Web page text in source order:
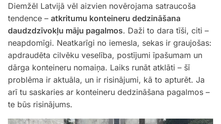
Diemžēl Latvijā vēl aizvien novērojama satraucoša
tendence – atkritumu konteineru dedzināšana
daudzdzīvokļu māju pagalmos. Daži to dara tīši, citi –
neapdomīgi. Neatkarīgi no iemesla, sekas ir graujošas:
apdraudēta cilvēku veselība, postījumi īpašumam un
dārga konteineru nomaiņa. Laiks runāt atklāti – šī
problēma ir aktuāla, un ir risinājumi, kā to apturēt. Ja
arī tu saskaries ar konteineru dedzināšana pagalmos –
te būs risinājums.